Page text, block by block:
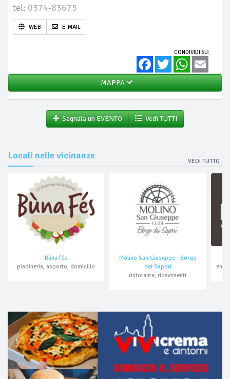
tel: 0374-83675
WEB E-MAIL
CONDIVIDI SU:
FacebookTwitter WhatsApp
MAPPA
Segnala un EVENTO Vedi TUTTI
Locali nelle vicinanze
VEDI TUTTO
Bùna fés
piadineria, asporto, domicilio
Molino San Giuseppe - Borgo
dei Sapori
ristorante, ricevimenti